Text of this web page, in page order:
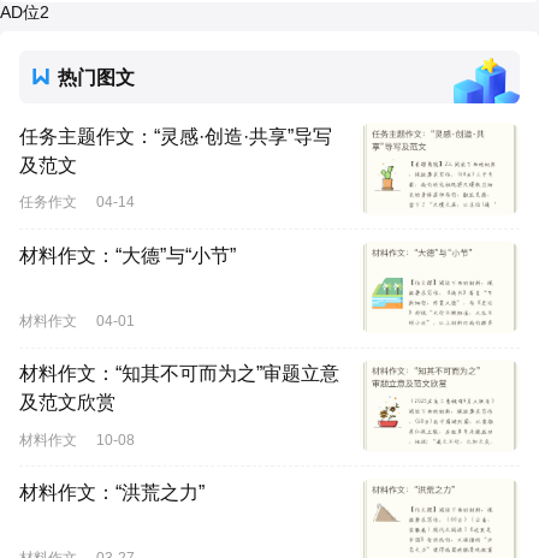
AD位2
热门图文
任务主题作文：“灵感·创造·共享”导写
及范文
任务作文 04-14
材料作文：“大德”与“小节”
材料作文 04-01
材料作文：“知其不可而为之”审题立意
及范文欣赏
材料作文 10-08
材料作文：“洪荒之力”